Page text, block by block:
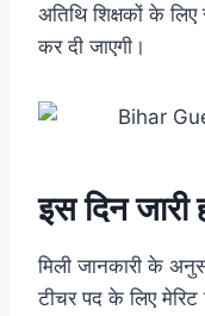
अतिथि शिक्षकों के
कर दी जाएगी।
इस दिन जारी
मिली जानकारी के
टीचर पद के लिए मेरिट